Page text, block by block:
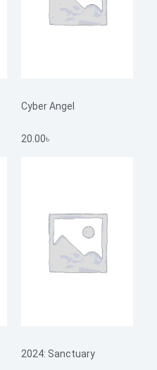
Cyber Angel
20.00৳
2024: Sanctuary